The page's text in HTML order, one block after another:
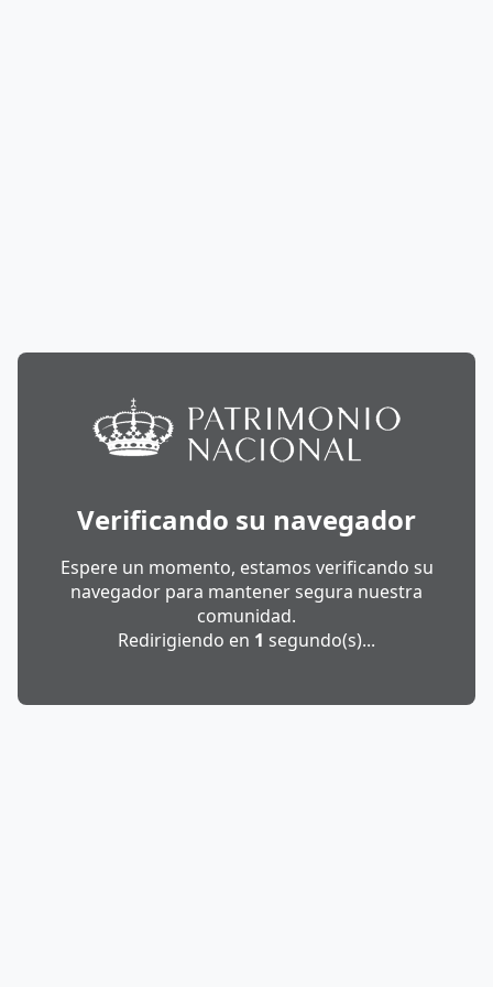
Verificando su navegador
Espere un momento, estamos verificando su
navegador para mantener segura nuestra
comunidad.
Redirigiendo en 1 segundo(s)...